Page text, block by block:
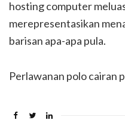
hosting computer
merepresentasikan
barisan apa-apa pula.
Perlawanan polo cairan